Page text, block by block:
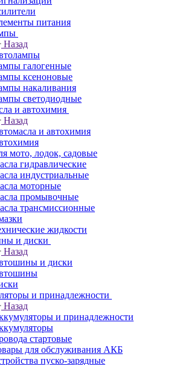
питания
Назад
галогенные
ксеноновые
накаливания
светодиодные
и автохимия
Назад
и автохимия
мото, лодок, садовые
гидравлические
индустриальные
моторные
промывочные
трансмиссионные
жидкости
и диски
Назад
и диски
и принадлежности
Назад
и принадлежности
стартовые
для обслуживания АКБ
пуско-зарядные